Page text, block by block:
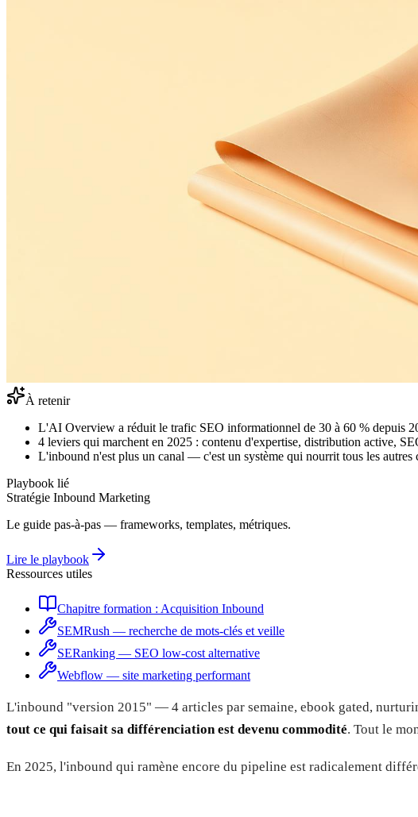
À retenir
L'AI Overview a réduit le trafic SEO informationnel de 30 à 60 % depuis
4 leviers qui marchent en 2025 : contenu d'expertise, distribution active,
L'inbound n'est plus un canal — c'est un système qui nourrit tous les autres
Playbook lié
Stratégie Inbound Marketing
Le guide pas-à-pas — frameworks, templates, métriques.
Lire le playbook
Ressources utiles
Chapitre formation : Acquisition Inbound
SEMRush — recherche de mots-clés et veille
SERanking — SEO low-cost alternative
Webflow — site marketing performant
L'inbound "version 2015" — 4 articles par semaine, ebook gated,
tout ce qui faisait sa différenciation est devenu commodité. Tout le
En 2025, l'inbound qui ramène encore du pipeline est radicalement